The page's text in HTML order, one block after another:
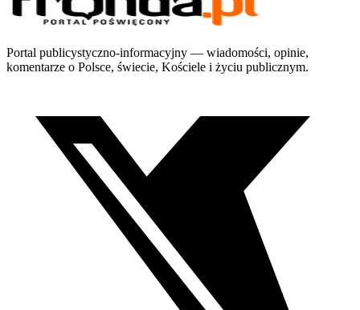
Portal publicystyczno-informacyjny — wiadomości, opinie,
komentarze o Polsce, świecie, Kościele i życiu publicznym.